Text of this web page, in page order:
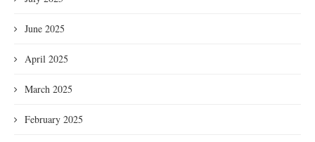
June 2025
April 2025
March 2025
February 2025